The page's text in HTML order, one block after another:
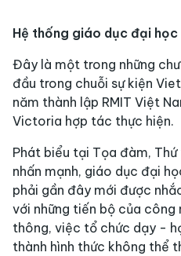
Hệ thống giáo dục đại học
Đây là một trong những
đầu trong chuỗi sự kiện
năm thành lập RMIT Việt
Victoria hợp tác thực hiện.
Phát biểu tại Tọa đàm, Thứ
nhấn mạnh, giáo dục đại
phải gần đây mới được
với những tiến bộ của
thông, việc tổ chức dạy -
thành hình thức không thể